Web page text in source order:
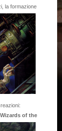
la formazione
Wizards of the